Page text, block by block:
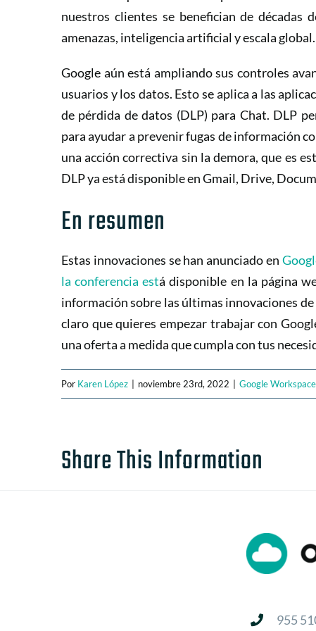
nuestros clientes se benefician de décadas
amenazas, inteligencia artificial y escala global.
Google aún está ampliando sus controles
usuarios y los datos. Esto se aplica a las
de pérdida de datos (DLP) para Chat. DLP
para ayudar a prevenir fugas de información
una acción correctiva sin la demora, que es
DLP ya está disponible en Gmail, Drive,
En resumen
Estas innovaciones se han anunciado en
la conferencia está disponible en la página
información sobre las últimas innovaciones de
claro que quieres empezar trabajar con
una oferta a medida que cumpla con tus
Por Karen López noviembre 23rd, 2022 Google Workspace
Share This Information
955